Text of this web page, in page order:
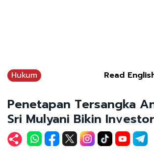
Hukum Read
Penetapan Tersangka
Sri Mulyani Bikin